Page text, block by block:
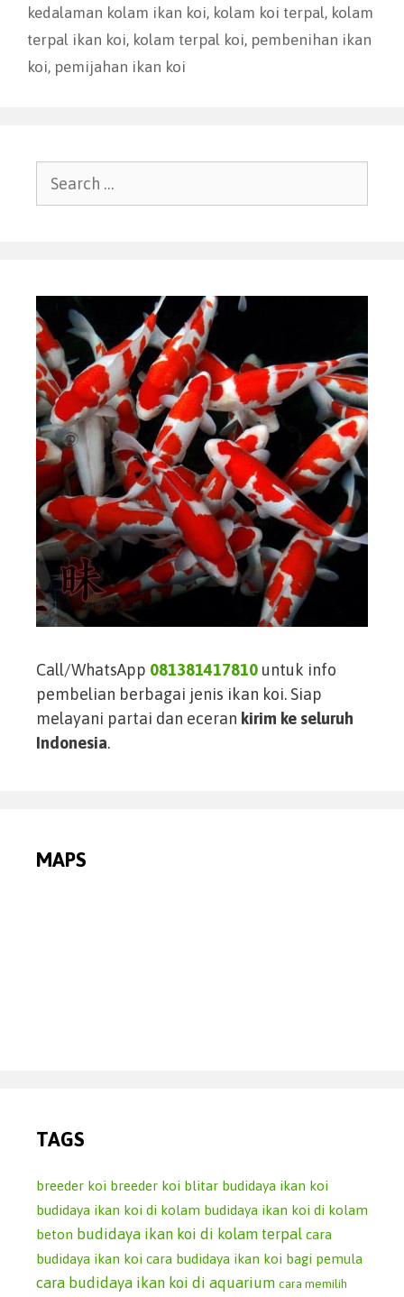
kedalaman kolam ikan koi, kolam koi terpal, kolam
terpal ikan koi, kolam terpal koi, pembenihan ikan
koi, pemijahan ikan koi
Call/WhatsApp 081381417810 untuk info
pembelian berbagai jenis ikan koi. Siap
melayani partai dan eceran kirim ke seluruh
Indonesia.
MAPS
TAGS
breeder koi breeder koi blitar budidaya ikan koi
budidaya ikan koi di kolam budidaya ikan koi di kolam
beton budidaya ikan koi di kolam terpal cara
budidaya ikan koi cara budidaya ikan koi bagi pemula
cara budidaya ikan koi di aquarium cara memilih